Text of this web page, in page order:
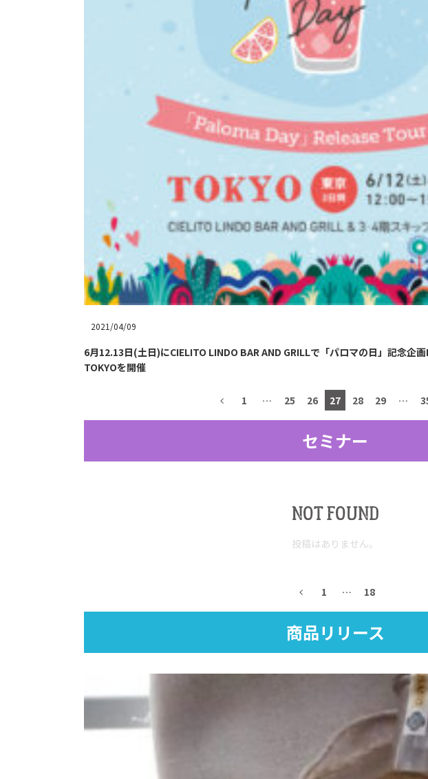
2021/04/09
6月12.13日(土日)にCIELITO LINDO BAR AND GRILLで「パロマの日」記念
TOKYOを開催
1 … 25 26 27 28 29 …
セミナー
NOT FOUND
投稿はありません。
1 … 18
商品リリース